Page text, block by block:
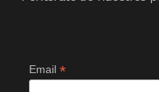
Email *